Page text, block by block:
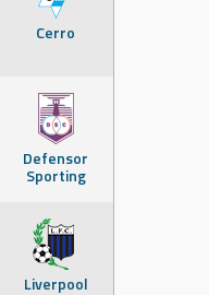
Cerro
Defensor
Sporting
Liverpool